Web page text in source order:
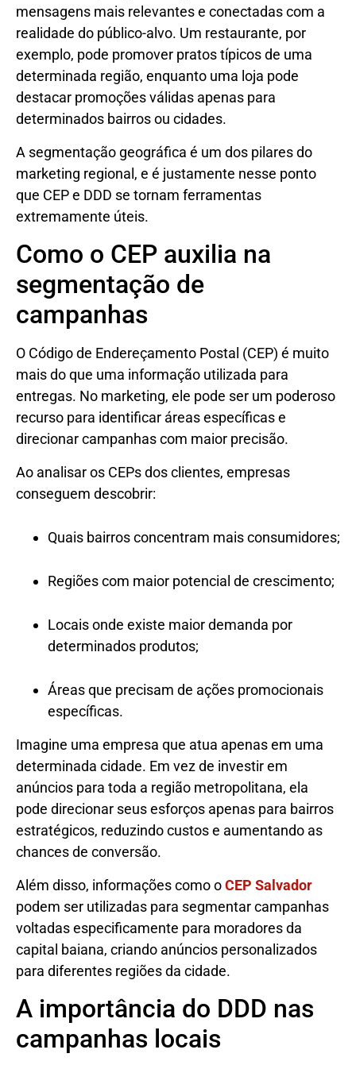
mensagens mais relevantes e conectadas com a
realidade do público-alvo. Um restaurante, por
exemplo, pode promover pratos típicos de uma
determinada região, enquanto uma loja pode
destacar promoções válidas apenas para
determinados bairros ou cidades.
A segmentação geográfica é um dos pilares do
marketing regional, e é justamente nesse ponto
que CEP e DDD se tornam ferramentas
extremamente úteis.
Como o CEP auxilia na
segmentação de
campanhas
O Código de Endereçamento Postal (CEP) é muito
mais do que uma informação utilizada para
entregas. No marketing, ele pode ser um poderoso
recurso para identificar áreas específicas e
direcionar campanhas com maior precisão.
Ao analisar os CEPs dos clientes, empresas
conseguem descobrir:
Quais bairros concentram mais consumidores;
Regiões com maior potencial de crescimento;
Locais onde existe maior demanda por
determinados produtos;
Áreas que precisam de ações promocionais
específicas.
Imagine uma empresa que atua apenas em uma
determinada cidade. Em vez de investir em
anúncios para toda a região metropolitana, ela
pode direcionar seus esforços apenas para bairros
estratégicos, reduzindo custos e aumentando as
chances de conversão.
Além disso, informações como oCEP Salvador
podem ser utilizadas para segmentar campanhas
voltadas especificamente para moradores da
capital baiana, criando anúncios personalizados
para diferentes regiões da cidade.
A importância do DDD nas
campanhas locais